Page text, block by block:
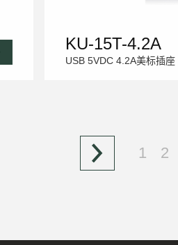
KU-15T-4.2A
USB 5VDC 4.2A美标插座
1 2